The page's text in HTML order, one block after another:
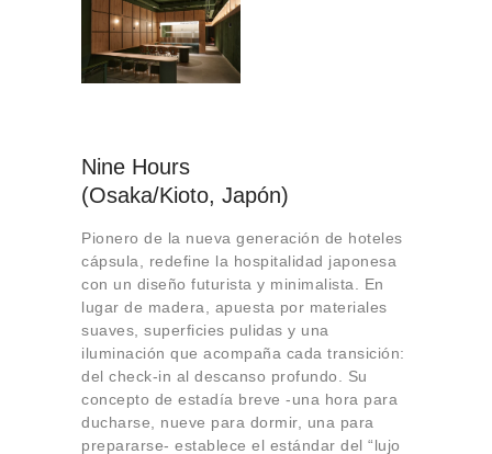
Nine Hours
(Osaka/Kioto, Japón)
Pionero de la nueva generación de hoteles
cápsula, redefine la hospitalidad japonesa
con un diseño futurista y minimalista. En
lugar de madera, apuesta por materiales
suaves, superficies pulidas y una
iluminación que acompaña cada transición:
del check-in al descanso profundo. Su
concepto de estadía breve -una hora para
ducharse, nueve para dormir, una para
prepararse- establece el estándar del “lujo